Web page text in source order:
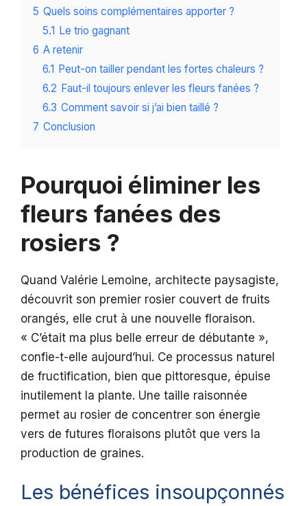
5 Quels soins complémentaires apporter ?
5.1 Le trio gagnant
6 A retenir
6.1 Peut-on tailler pendant les fortes chaleurs ?
6.2 Faut-il toujours enlever les fleurs fanées ?
6.3 Comment savoir si j’ai bien taillé ?
7 Conclusion
Pourquoi éliminer les
fleurs fanées des
rosiers ?
Quand Valérie Lemoine, architecte paysagiste,
découvrit son premier rosier couvert de fruits
orangés, elle crut à une nouvelle floraison.
« C’était ma plus belle erreur de débutante »,
confie-t-elle aujourd’hui. Ce processus naturel
de fructification, bien que pittoresque, épuise
inutilement la plante. Une taille raisonnée
permet au rosier de concentrer son énergie
vers de futures floraisons plutôt que vers la
production de graines.
Les bénéfices insoupçonnés